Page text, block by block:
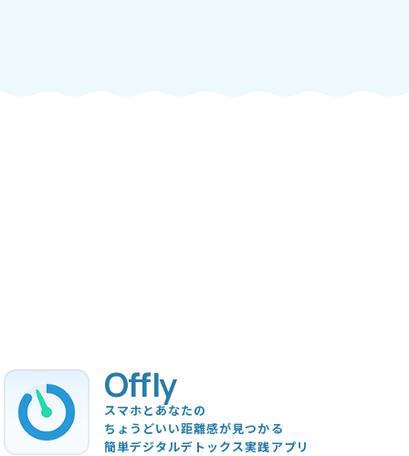
Offly
スマホとあなたの
ちょうどいい距離感が見つかる
簡単デジタルデトックス実践アプリ